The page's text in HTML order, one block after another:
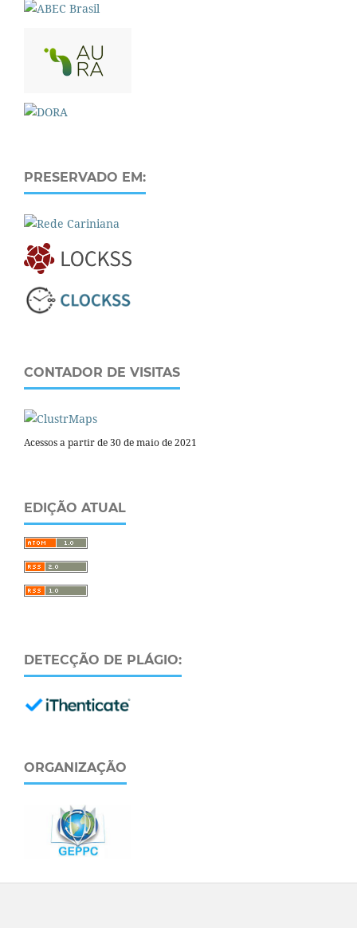
PRESERVADO EM:
CONTADOR DE VISITAS
Acessos a partir de 30 de maio de 2021
EDIÇÃO ATUAL
DETECÇÃO DE PLÁGIO:
ORGANIZAÇÃO